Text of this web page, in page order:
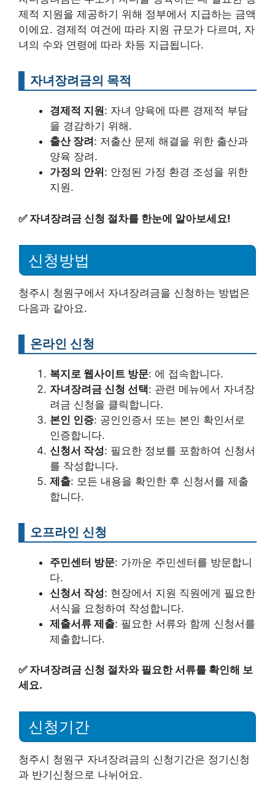
제적 지원을 제공하기 위해 정부에서 지급하는 금액
이에요. 경제적 여건에 따라 지원 규모가 다르며, 자
녀의 수와 연령에 따라 차등 지급됩니다.
자녀장려금의 목적
경제적 지원: 자녀 양육에 따른 경제적 부담
을 경감하기 위해.
출산 장려 : 저출산 문제 해결을 위한 출산과
양육 장려.
가정의 안위 : 안정된 가정 환경 조성을 위한
지원.
✅ 자녀장려금 신청 절차를 한눈에 알아보세요!
신청방법
청주시 청원구에서 자녀장려금을 신청하는 방법은
다음과 같아요.
온라인 신청
복지로 웹사이트 방문: 에 접속합니다.
자녀장려금 신청 선택: 관련 메뉴에서 자녀장
려금 신청을 클릭합니다.
본인 인증: 공인인증서 또는 본인 확인서로
인증합니다.
신청서 작성: 필요한 정보를 포함하여 신청서
를 작성합니다.
제출: 모든 내용을 확인한 후 신청서를 제출
합니다.
오프라인 신청
주민센터 방문: 가까운 주민센터를 방문합니
다.
신청서 작성: 현장에서 지원 직원에게 필요한
서식을 요청하여 작성합니다.
제출서류 제출: 필요한 서류와 함께 신청서를
제출합니다.
✅ 자녀장려금 신청 절차와 필요한 서류를 확인해 보
세요.
신청기간
청주시 청원구 자녀장려금의 신청기간은 정기신청
과 반기신청으로 나뉘어요.